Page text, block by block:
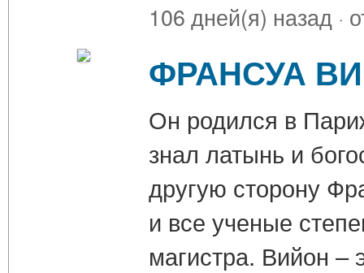
106 дней(я) назад ·
ФРАНСУА
Он родился в
знал латынь и
другую сторону
и все ученые
магистра. Вийон –